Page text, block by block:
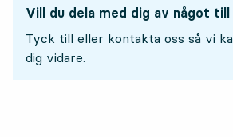
Vill du dela med dig av något till
Tyck till eller kontakta oss så vi
dig vidare.